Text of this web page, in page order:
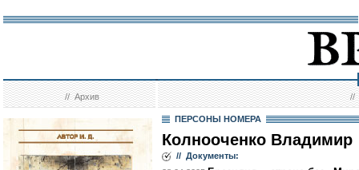
//Архив //
ПЕРСОНЫ НОМЕРА
Колнооченко Владимир
// Документы: